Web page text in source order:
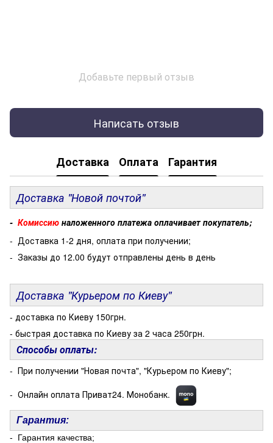
Добавьте первый отзыв
Написать отзыв
Доставка Оплата Гарантия
Доставка "Новой почтой"
- Комиссию наложенного платежа оплачивает покупатель;
- Доставка 1-2 дня, оплата при получении;
- Заказы до 12.00 будут отправлены день в день
Доставка "Курьером по Киеву"
- доставка по Киеву 150грн.
- быстрая доставка по Киеву за 2 часа 250грн.
Способы оплаты:
- При получении "Новая почта", "Курьером по Киеву";
- Онлайн оплата Приват24. Монобанк.
Гарантия:
- Гарантия качества;